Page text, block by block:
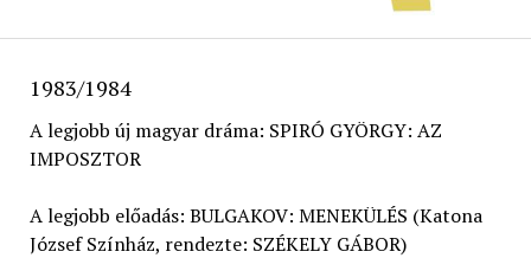
1983/1984
A legjobb új magyar dráma: SPIRÓ GYÖRGY: AZ
IMPOSZTOR
A legjobb előadás: BULGAKOV: MENEKÜLÉS (Katona
József Színház, rendezte: SZÉKELY GÁBOR)